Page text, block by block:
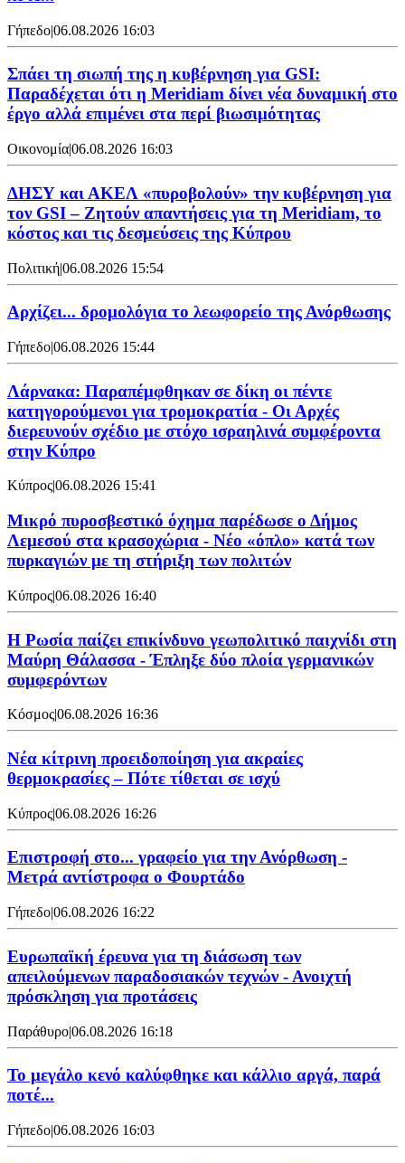
Γήπεδο|06.08.2026 16:03
Σπάει τη σιωπή της η κυβέρνηση για GSI:
Παραδέχεται ότι η Meridiam δίνει νέα δυναμική στο
έργο αλλά επιμένει στα περί βιωσιμότητας
Οικονομία|06.08.2026 16:03
ΔΗΣΥ και ΑΚΕΛ «πυροβολούν» την κυβέρνηση για
τον GSI – Ζητούν απαντήσεις για τη Meridiam, το
κόστος και τις δεσμεύσεις της Κύπρου
Πολιτική|06.08.2026 15:54
Αρχίζει... δρομολόγια το λεωφορείο της Ανόρθωσης
Γήπεδο|06.08.2026 15:44
Λάρνακα: Παραπέμφθηκαν σε δίκη οι πέντε
κατηγορούμενοι για τρομοκρατία - Οι Αρχές
διερευνούν σχέδιο με στόχο ισραηλινά συμφέροντα
στην Κύπρο
Κύπρος|06.08.2026 15:41
Μικρό πυροσβεστικό όχημα παρέδωσε ο Δήμος
Λεμεσού στα κρασοχώρια - Νέο «όπλο» κατά των
πυρκαγιών με τη στήριξη των πολιτών
Κύπρος|06.08.2026 16:40
Η Ρωσία παίζει επικίνδυνο γεωπολιτικό παιχνίδι στη
Μαύρη Θάλασσα - Έπληξε δύο πλοία γερμανικών
συμφερόντων
Κόσμος|06.08.2026 16:36
Νέα κίτρινη προειδοποίηση για ακραίες
θερμοκρασίες – Πότε τίθεται σε ισχύ
Κύπρος|06.08.2026 16:26
Επιστροφή στο... γραφείο για την Ανόρθωση -
Μετρά αντίστροφα ο Φουρτάδο
Γήπεδο|06.08.2026 16:22
Ευρωπαϊκή έρευνα για τη διάσωση των
απειλούμενων παραδοσιακών τεχνών - Ανοιχτή
πρόσκληση για προτάσεις
Παράθυρο|06.08.2026 16:18
Το μεγάλο κενό καλύφθηκε και κάλλιο αργά, παρά
ποτέ...
Γήπεδο|06.08.2026 16:03